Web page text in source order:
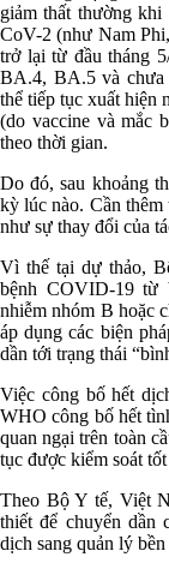
giảm thất thường
CoV-2 (như Nam
trở lại từ đầu tháng
BA.4, BA.5 và chưa
thể tiếp tục xuất hiện
(do vaccine và mắc
theo thời gian.
Do đó, sau khoảng
kỳ lúc nào. Cần
như sự thay đổi của
Vì thế tại dự thảo,
bệnh COVID-19 từ
nhiễm nhóm B hoặc
áp dụng các biện
dần tới trạng thái
Việc công bố hết
WHO công bố hết
quan ngại trên toàn
tục được kiểm soát
Theo Bộ Y tế, Việt
thiết để chuyển dần
dịch sang quản lý